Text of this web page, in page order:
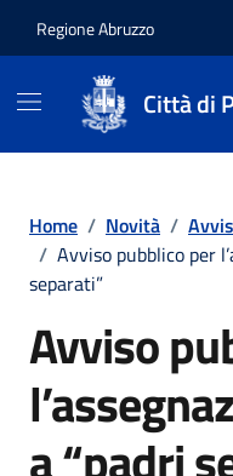
Regione Abruzzo
Città di
Home / Novità /
/ Avviso pubblico per
separati”
Avviso